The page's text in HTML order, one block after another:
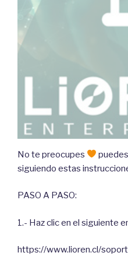
No te preocupes
siguiendo estas
PASO A PASO:
1.- Haz clic en el siguiente
https://www.lioren.cl/